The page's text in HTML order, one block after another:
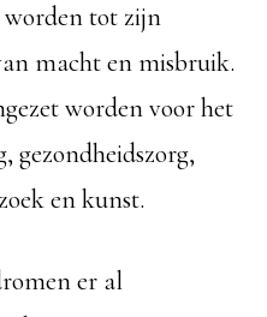
tot zijn
macht en misbruik.
worden voor het
gezondheidszorg,
en kunst.
er al